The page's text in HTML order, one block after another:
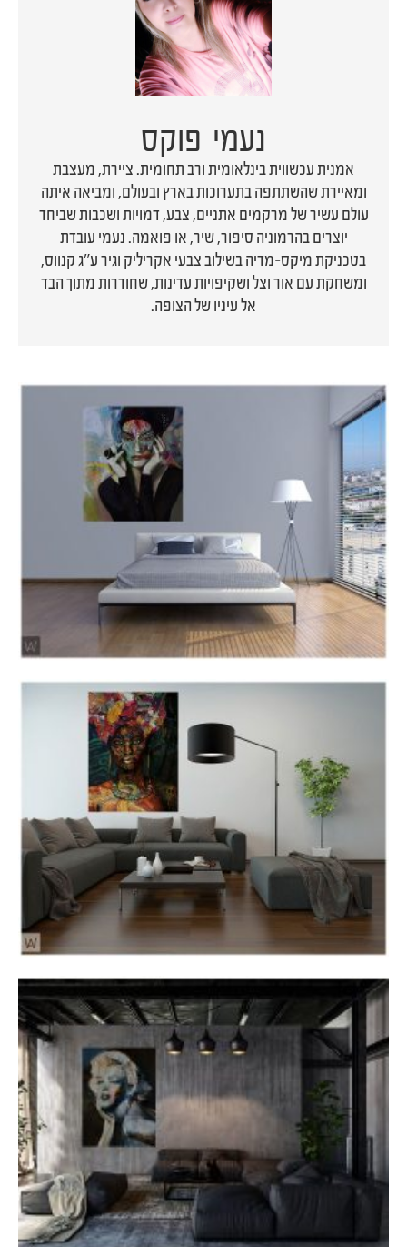
נעמי פוקס
אמנית עכשווית בינלאומית ורב תחומית. ציירת, מעצבת
ומאיירת שהשתתפה בתערוכות בארץ ובעולם, ומביאה איתה
עולם עשיר של מרקמים אתניים, צבע, דמויות ושכבות שביחד
יוצרים בהרמוניה סיפור, שיר, או פואמה. נעמי עובדת
בטכניקת מיקס-מדיה בשילוב צבעי אקריליק וגיר ע"ג קנווס,
ומשחקת עם אור וצל ושקיפויות עדינות, שחודרות מתוך הבד
אל עיניו של הצופה.